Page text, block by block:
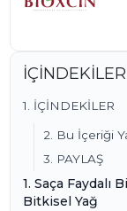
İÇİNDEKİLER
1. İÇİNDEKİLER
2. Bu İçeriği
3. PAYLAŞ
1. Saça Faydalı
Bitkisel Yağ